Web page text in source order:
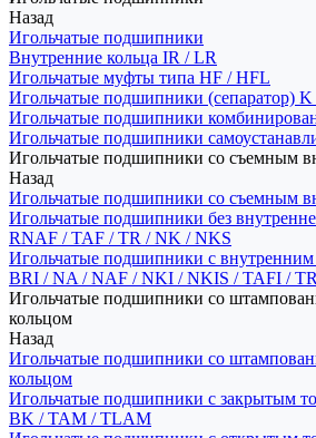
Назад
Игольчатые подшипники
Внутренние кольца IR / LR
Игольчатые муфты типа HF / HFL
Игольчатые подшипники (сепаратор)
Игольчатые подшипники
Игольчатые подшипники
Игольчатые подшипники со съемным
Назад
Игольчатые подшипники со съемным
Игольчатые подшипники без
RNAF / TAF / TR / NK / NKS
Игольчатые подшипники с внутренним
BRI / NA / NAF / NKI / NKIS / TAFI /
Игольчатые подшипники со
кольцом
Назад
Игольчатые подшипники со
кольцом
Игольчатые подшипники с закрытым
BK / TAM / TLAM